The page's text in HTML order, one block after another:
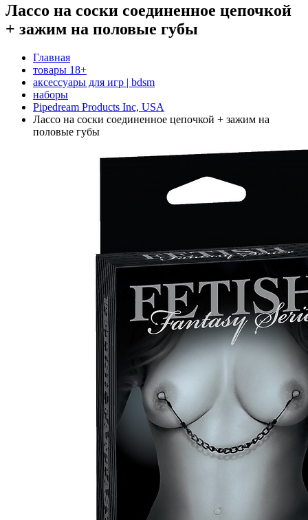
Лассо на соски соединенное цепочкой
+ зажим на половые губы
Главная
товары 18+
аксессуары для игр | bdsm
наборы
Pipedream Products Inc, USA
Лассо на соски соединенное цепочкой + зажим на
половые губы